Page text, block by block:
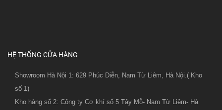
HỆ THỐNG CỬA HÀNG
Showroom Hà Nội 1: 629 Phúc Diễn, Nam Từ Liêm, Hà Nội.( Kho
số 1)
Kho hàng số 2: Công ty Cơ khí số 5 Tây Mỗ- Nam Từ Liêm- Hà